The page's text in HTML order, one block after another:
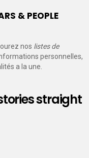
& PEOPLE
nos listes de
personnelles,
a la une.
straight